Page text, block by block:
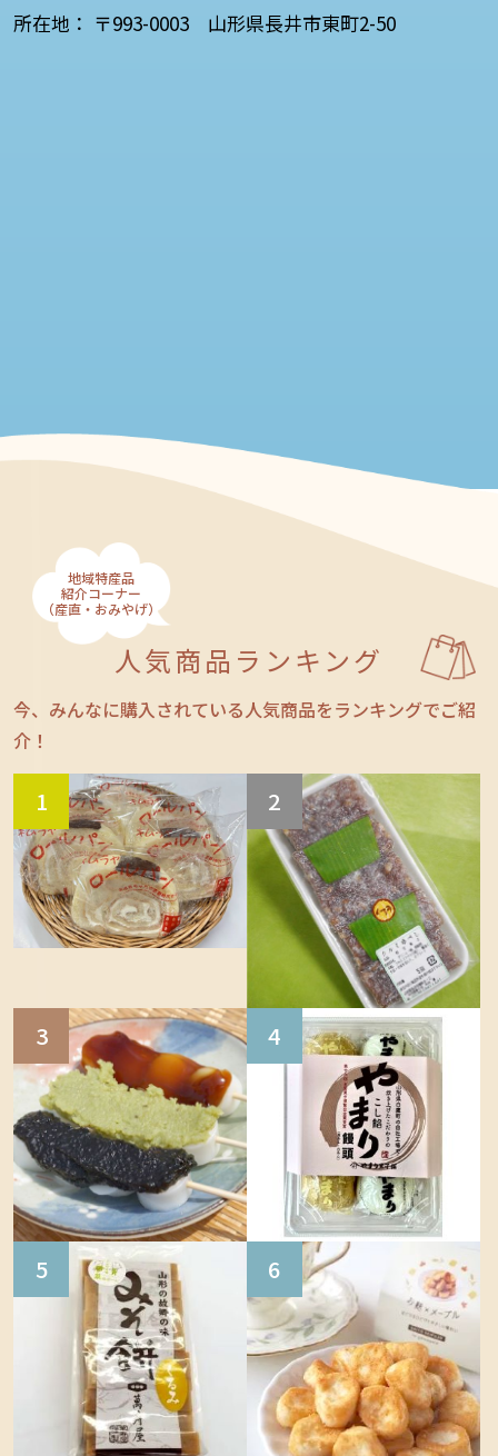
所在地： 〒993-0003 山形県長井市東町2-50
地域特産品
紹介コーナー
（産直・おみやげ）
人気商品ランキング
今、みんなに購入されている人気商品をランキングでご紹
介！
1 2
3 4
5 6